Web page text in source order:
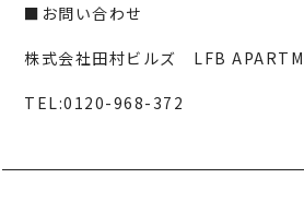
■お問い合わせ
株式会社田村ビルズ LFB
TEL:0120-968-372